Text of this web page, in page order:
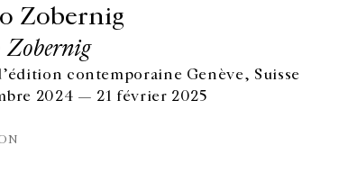
Zobernig
contemporaine Genève, Suisse
2024 — 21 février 2025